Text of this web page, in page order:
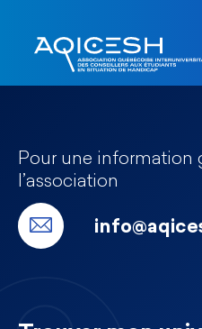
Pour une information
l’association